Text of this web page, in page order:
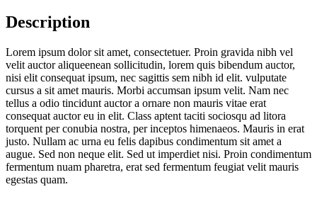
Description
Lorem ipsum dolor sit amet, consectetuer. Proin gravida nibh vel
velit auctor aliqueenean sollicitudin, lorem quis bibendum auctor,
nisi elit consequat ipsum, nec sagittis sem nibh id elit. vulputate
cursus a sit amet mauris. Morbi accumsan ipsum velit. Nam nec
tellus a odio tincidunt auctor a ornare non mauris vitae erat
consequat auctor eu in elit. Class aptent taciti sociosqu ad litora
torquent per conubia nostra, per inceptos himenaeos. Mauris in erat
justo. Nullam ac urna eu felis dapibus condimentum sit amet a
augue. Sed non neque elit. Sed ut imperdiet nisi. Proin condimentum
fermentum nuam pharetra, erat sed fermentum feugiat velit mauris
egestas quam.